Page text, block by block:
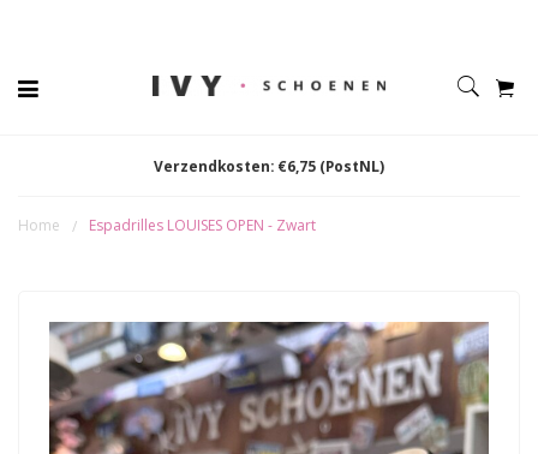
Verzendkosten: €6,75 (PostNL)
Home / Espadrilles LOUISES OPEN - Zwart